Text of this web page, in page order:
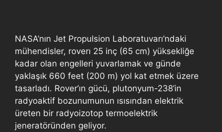
NASA’nın Jet Propulsion Laboratuvarı’ndaki
mühendisler, roverı 25 inç (65 cm) yüksekliğe
kadar olan engelleri yuvarlamak ve günde
yaklaşık 660 feet (200 m) yol kat etmek üzere
tasarladı. Rover’ın gücü, plutonyum-238’in
radyoaktif bozunumunun ısısından elektrik
üreten bir radyoizotop termoelektrik
jeneratöründen geliyor.